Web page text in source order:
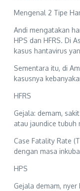
Mengenal 2 Tipe
Andi mengatakan
HPS dan HFRS. Di
kasus hantavirus
Sementara itu, di
kasusnya
HFRS
Gejala: demam,
atau jaundice tubuh
Case Fatality Rate
dengan masa
HPS
Gejala demam, nyer